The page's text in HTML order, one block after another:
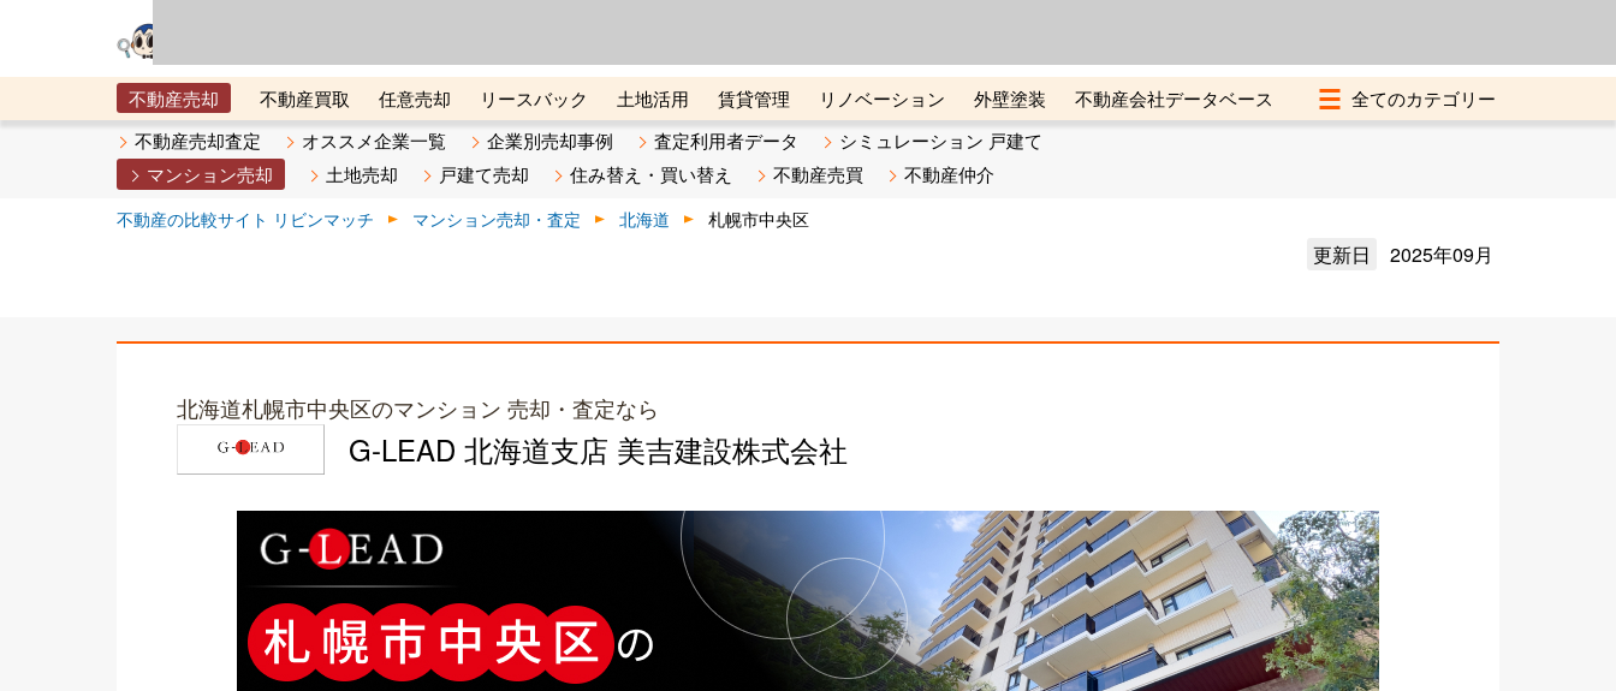
不動産売却 不動産買取 任意売却 リースバック 土地活用 賃貸管理 リノベーション 外壁塗装
不動産会社データベース
メタ住宅展示場
ベスト不動産カンパニー オンライン講座 リビンマガジンBiz 不動産売却ご相談デスク
不動産売却査定 オススメ企業一覧 企業別売却事例 査定利用者データ
シミュレーション 戸建て
マンション売却
土地売却 戸建て売却 住み替え・買い替え 不動産売買 不動産仲介
不動産の比較サイト リビンマッチ マンション売却・査定 北海道 札幌市中央区
更新日 2025年09月
北海道札幌市中央区のマンション 売却・査定なら
G-LEAD 北海道支店 美吉建設株式会社